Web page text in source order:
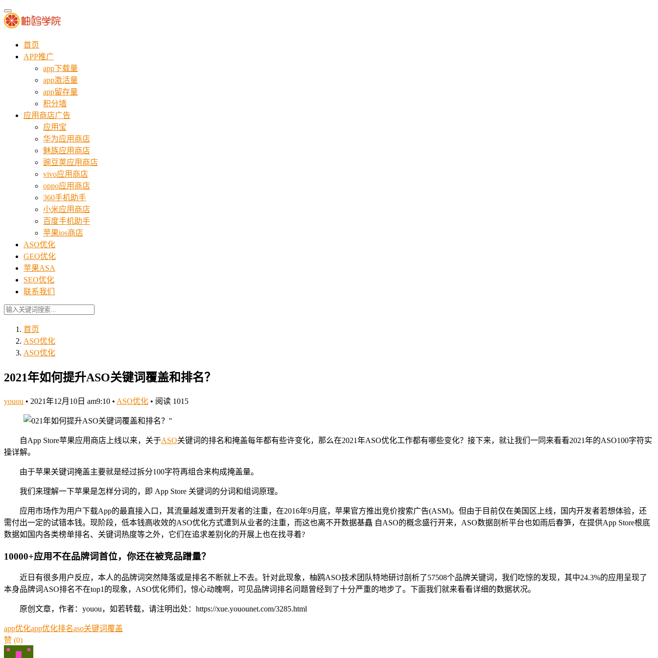
首页
APP推广
app下载量
app激活量
app留存量
积分墙
应用商店广告
应用宝
华为应用商店
魅族应用商店
豌豆荚应用商店
vivo应用商店
oppo应用商店
360手机助手
小米应用商店
百度手机助手
苹果ios商店
ASO优化
GEO优化
苹果ASA
SEO优化
联系我们
首页
ASO优化
ASO优化
2021年如何提升ASO关键词覆盖和排名？
youou • 2021年12月10日 am9:10 • ASO优化 • 阅读 1015
自App Store苹果应用商店上线以来，关于ASO关键词的排名和掩盖每年都有些许变化，那么在2021年ASO优化工作都有哪些变化？接下来，就让我们一同来看看2021年的ASO100字符实
操详解。
由于苹果关键词掩盖主要就是经过拆分100字符再组合来构成掩盖量。
我们来理解一下苹果是怎样分词的，即 App Store 关键词的分词和组词原理。
应用市场作为用户下载App的最直接入口，其流量越发遭到开发者的注重，在2016年9月底，苹果官方推出竞价搜索广告(ASM)。但由于目前仅在美国区上线，国内开发者若想体验，还
需付出一定的试错本钱。现阶段，低本钱高收效的ASO优化方式遭到从业者的注重，而这也离不开数据基矗 自ASO的概念盛行开来，ASO数据剖析平台也如雨后春笋，在提供App Store根底
数据如国内各类榜单排名、关键词热度等之外，它们在追求差别化的开展上也在找寻着?
10000+应用不在品牌词首位，你还在被竞品蹭量？
近日有很多用户反应，本人的品牌词突然降落或是排名不断就上不去。针对此现象，柚鸥ASO技术团队特地研讨剖析了57508个品牌关键词，我们吃惊的发现，其中24.3%的应用呈现了
本身品牌词ASO排名不在top1的现象，ASO优化师们，惊心动魄啊，可见品牌词排名问题曾经到了十分严重的地步了。下面我们就来看看详细的数据状况。
原创文章，作者：youou，如若转载，请注明出处：https://xue.youounet.com/3285.html
app优化app优化排名aso关键词覆盖
赞 (0)